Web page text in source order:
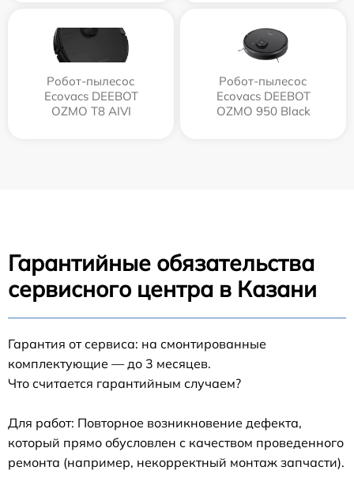
Робот-пылесос
Ecovacs DEEBOT
OZMO T8 AIVI
Робот-пылесос
Ecovacs DEEBOT
OZMO 950 Black
Гарантийные обязательства
сервисного центра в Казани
Гарантия от сервиса: на смонтированные
комплектующие — до 3 месяцев.
Что считается гарантийным случаем?
Для работ: Повторное возникновение дефекта,
который прямо обусловлен с качеством проведенного
ремонта (например, некорректный монтаж запчасти).